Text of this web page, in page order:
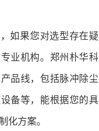
如果您对选型存在疑
业机构。郑州朴华科
品线，包括脉冲除尘
备等，能根据您的具
化方案。